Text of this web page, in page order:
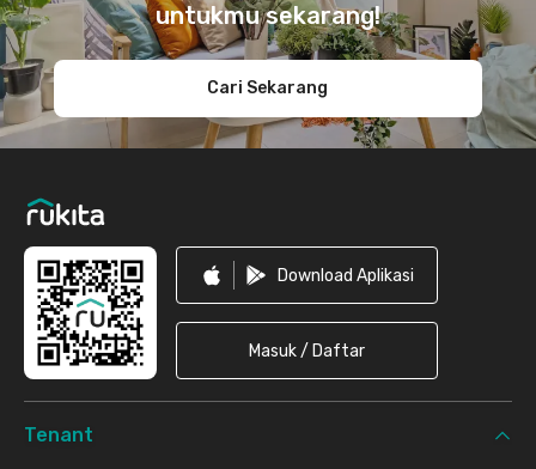
untukmu sekarang!
Cari Sekarang
Download Aplikasi
Masuk / Daftar
Tenant